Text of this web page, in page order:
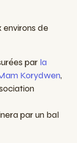
environs de
par la
Korydwen,
par un bal